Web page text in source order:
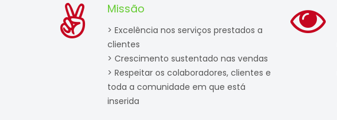
Missão
> Excelência nos serviços prestados a
clientes
> Crescimento sustentado nas vendas
> Respeitar os colaboradores, clientes e
toda a comunidade em que está
inserida